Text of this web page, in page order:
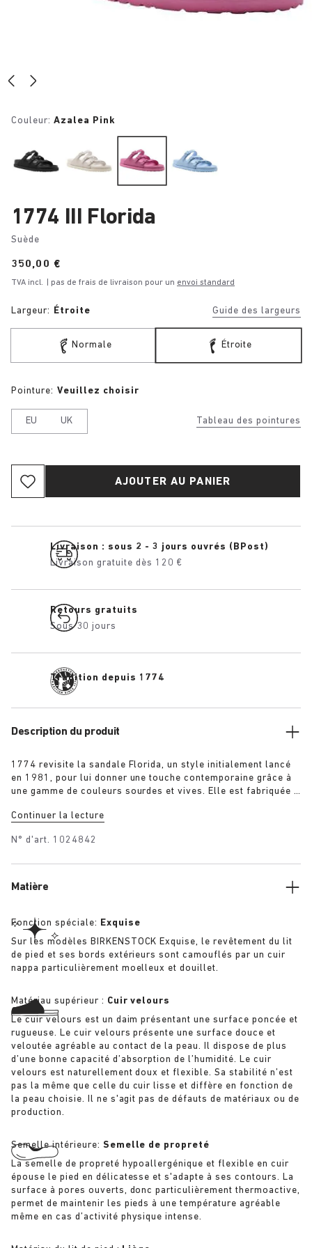
Couleur: Azalea Pink
1774 III Florida
Suède
Price:
350,00 €
TVA incl. | pas de frais de livraison pour un envoi standard
Largeur: Étroite Guide des largeurs
Normale Étroite
Tableau des pointures
Pointure: Veuillez choisir
EU UK
AJOUTER AU PANIER
Livraison : sous 2 - 3 jours ouvrés (BPost)
Livraison gratuite dès 120 €
Retours gratuits
Sous 30 jours
Tradition depuis 1774
Description du produit
1774 revisite la sandale Florida, un style initialement lancé
en 1981, pour lui donner une touche contemporaine grâce à
une gamme de couleurs sourdes et vives. Elle est fabriquée à
provenance de l’Europe. Avec ses trois fines lanières et ses
Continuer la lecture
N° d'art. 1024842
Matière
Fonction spéciale: Exquise
Sur les modèles BIRKENSTOCK Exquise, le revêtement du lit
de pied et ses bords extérieurs sont camouflés par un cuir
nappa particulièrement moelleux et douillet.
Matériau supérieur : Cuir velours
Le cuir velours est un daim présentant une surface poncée et
rugueuse. Le cuir velours présente une surface douce et
veloutée agréable au contact de la peau. Il dispose de plus
d’une bonne capacité d’absorption de l’humidité. Le cuir
velours est naturellement doux et flexible. Sa stabilité n’est
pas la même que celle du cuir lisse et diffère en fonction de
la peau choisie. Il ne s'agit pas de défauts de matériaux ou de
production.
Semelle intérieure: Semelle de propreté
La semelle de propreté hypoallergénique et flexible en cuir
épouse le pied en délicatesse et s'adapte à ses contours. La
surface à pores ouverts, donc particulièrement thermoactive,
permet de maintenir les pieds à une température agréable
même en cas d’activité physique intense.